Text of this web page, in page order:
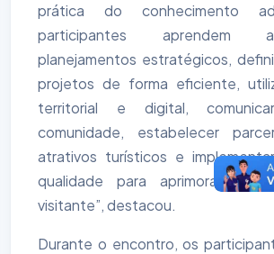
prática do conhecimento
participantes aprendem
planejamentos estratégicos,
projetos de forma eficiente,
territorial e digital,
comunidade, estabelecer
atrativos turísticos e
qualidade para aprimorar a
visitante”, destacou.
Durante o encontro, os